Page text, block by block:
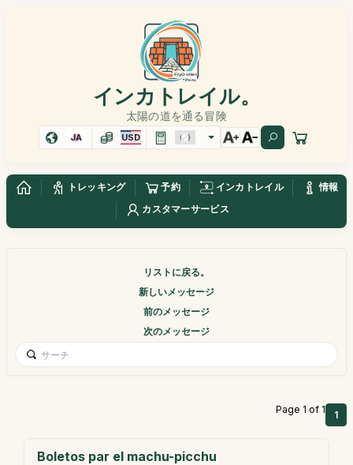
インカトレイル。
太陽の道を通る冒険
JA USD
トレッキング 予約 インカトレイル
情報
カスタマーサービス
リストに戻る。
新しいメッセージ
前のメッセージ
次のメッセージ
Page 1 of 1 1
Boletos par el machu-picchu